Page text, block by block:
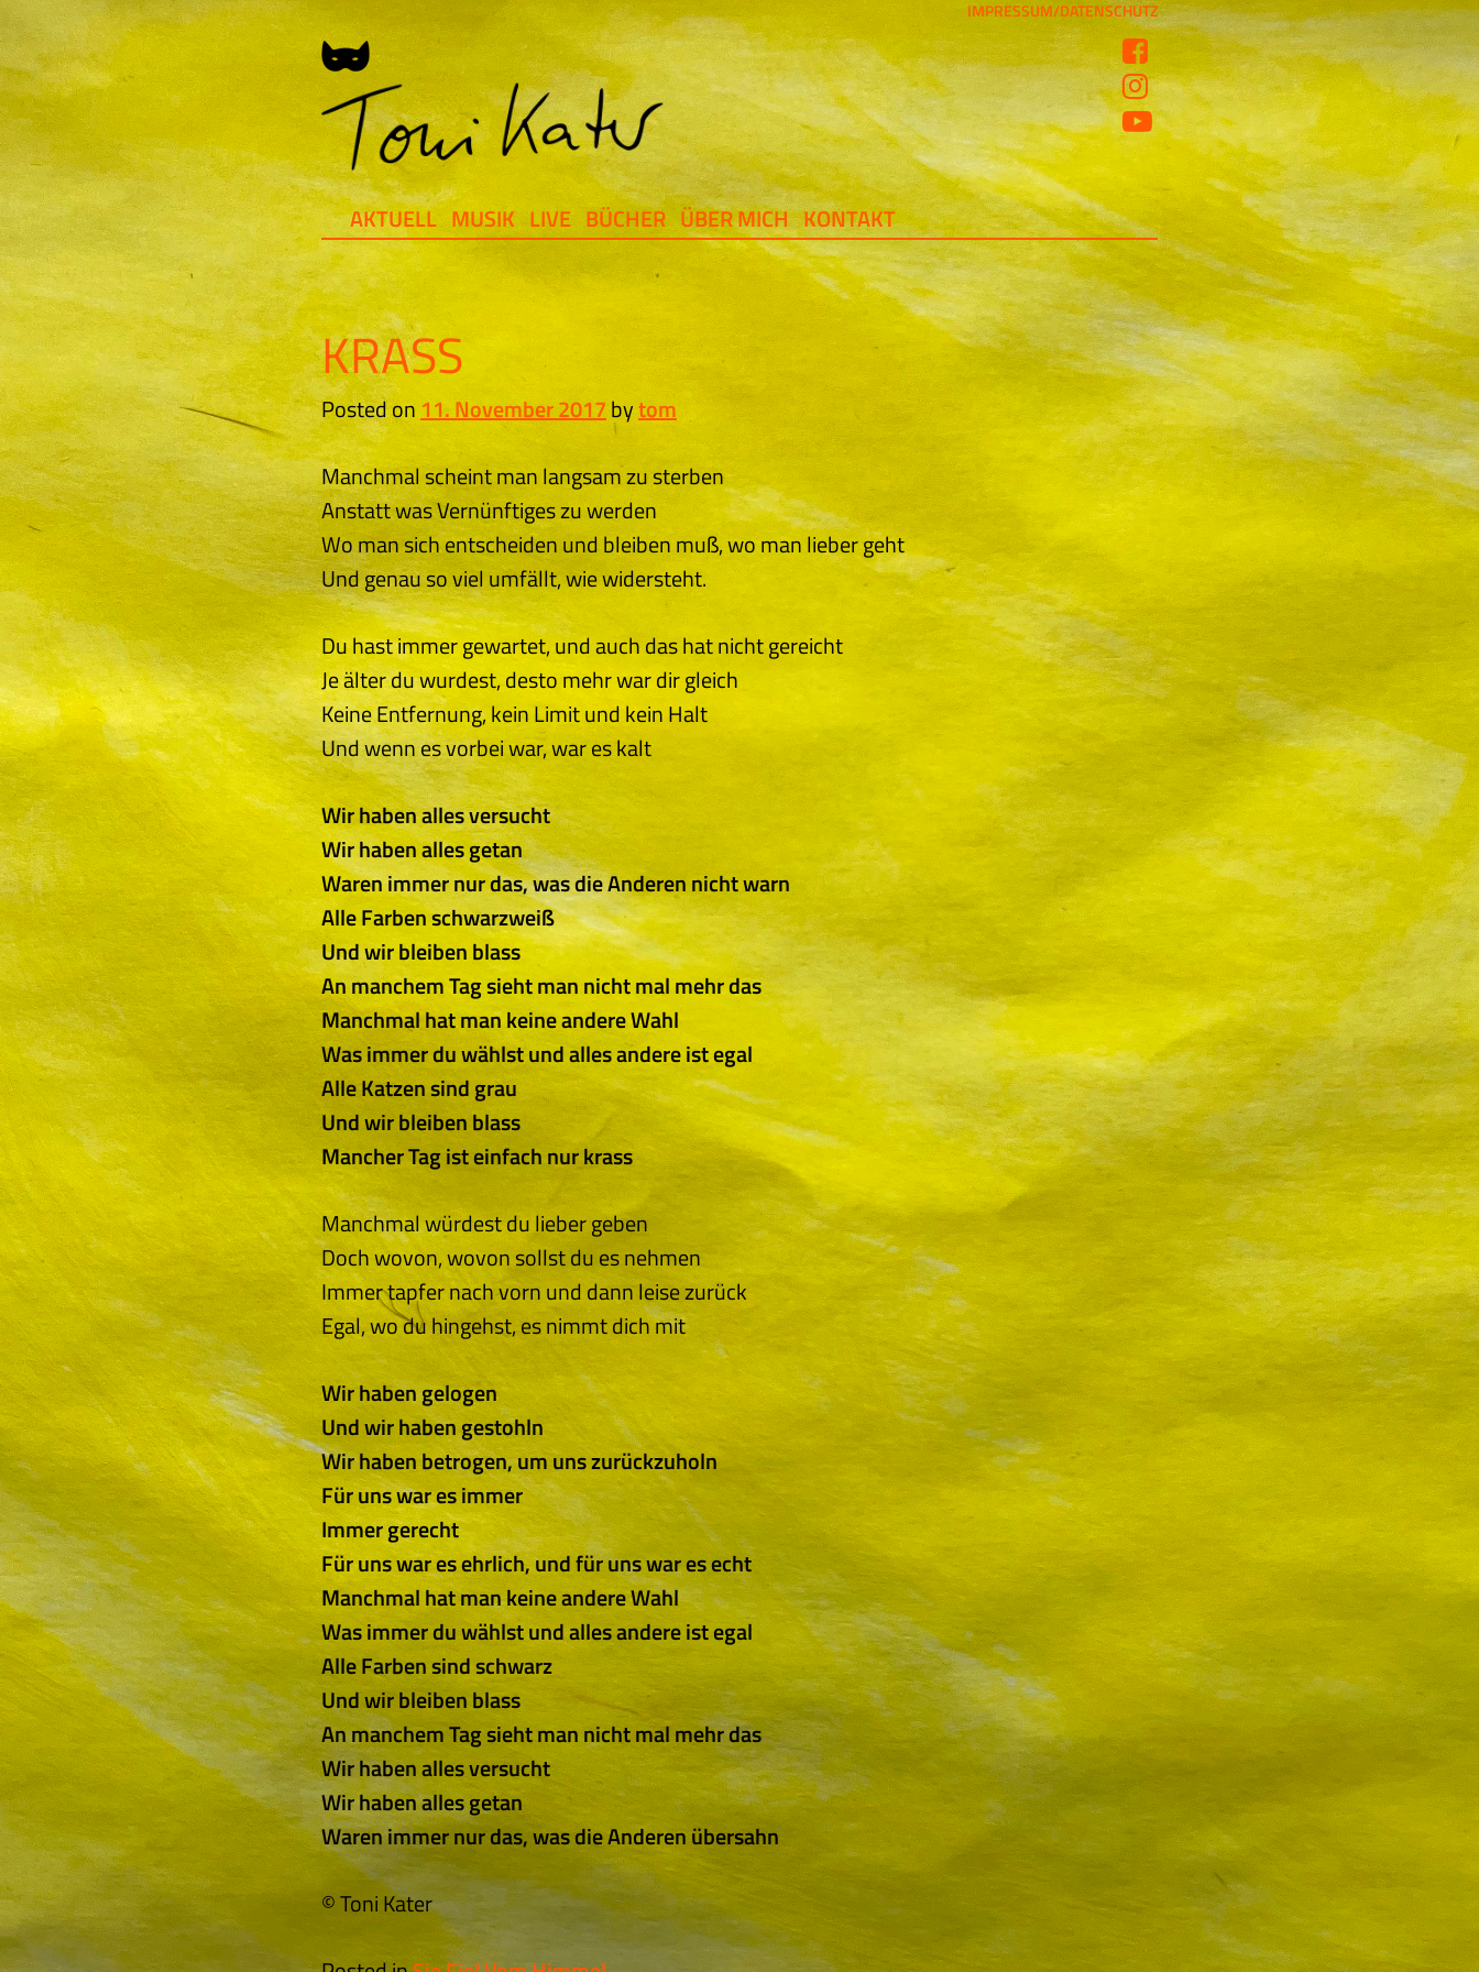
Skip
to
content
IMPRESSUM/DATENSCHUTZ
AKTUELL MUSIK LIVE BÜCHER ÜBER MICH KONTAKT
KRASS
Posted on 11. November 2017bytom
Manchmal scheint man langsam zu sterben
Anstatt was Vernünftiges zu werden
Wo man sich entscheiden und bleiben muß, wo man lieber geht
Und genau so viel umfällt, wie widersteht.
Du hast immer gewartet, und auch das hat nicht gereicht
Je älter du wurdest, desto mehr war dir gleich
Keine Entfernung, kein Limit und kein Halt
Und wenn es vorbei war, war es kalt
Wir haben alles versucht
Wir haben alles getan
Waren immer nur das, was die Anderen nicht warn
Alle Farben schwarzweiß
Und wir bleiben blass
An manchem Tag sieht man nicht mal mehr das
Manchmal hat man keine andere Wahl
Was immer du wählst und alles andere ist egal
Alle Katzen sind grau
Und wir bleiben blass
Mancher Tag ist einfach nur krass
Manchmal würdest du lieber geben
Doch wovon, wovon sollst du es nehmen
Immer tapfer nach vorn und dann leise zurück
Egal, wo du hingehst, es nimmt dich mit
Wir haben gelogen
Und wir haben gestohln
Wir haben betrogen, um uns zurückzuholn
Für uns war es immer
Immer gerecht
Für uns war es ehrlich, und für uns war es echt
Manchmal hat man keine andere Wahl
Was immer du wählst und alles andere ist egal
Alle Farben sind schwarz
Und wir bleiben blass
An manchem Tag sieht man nicht mal mehr das
Wir haben alles versucht
Wir haben alles getan
Waren immer nur das, was die Anderen übersahn
© Toni Kater